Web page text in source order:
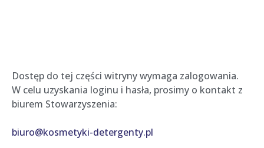
Dostęp do tej części witryny wymaga zalogowania.
W celu uzyskania loginu i hasła, prosimy o kontakt z
biurem Stowarzyszenia:
biuro@kosmetyki-detergenty.pl